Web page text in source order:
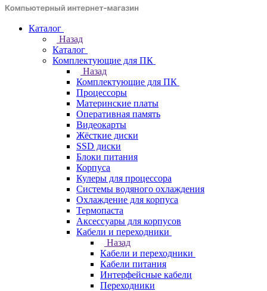
Каталог
Назад
Каталог
Комплектующие для ПК
Назад
Комплектующие для ПК
Процессоры
Материнские платы
Оперативная память
Видеокарты
Жёсткие диски
SSD диски
Блоки питания
Корпуса
Кулеры для процессора
Системы водяного охлаждения
Охлаждение для корпуса
Термопаста
Аксессуары для корпусов
Кабели и переходники
Назад
Кабели и переходники
Кабели питания
Интерфейсные кабели
Переходники